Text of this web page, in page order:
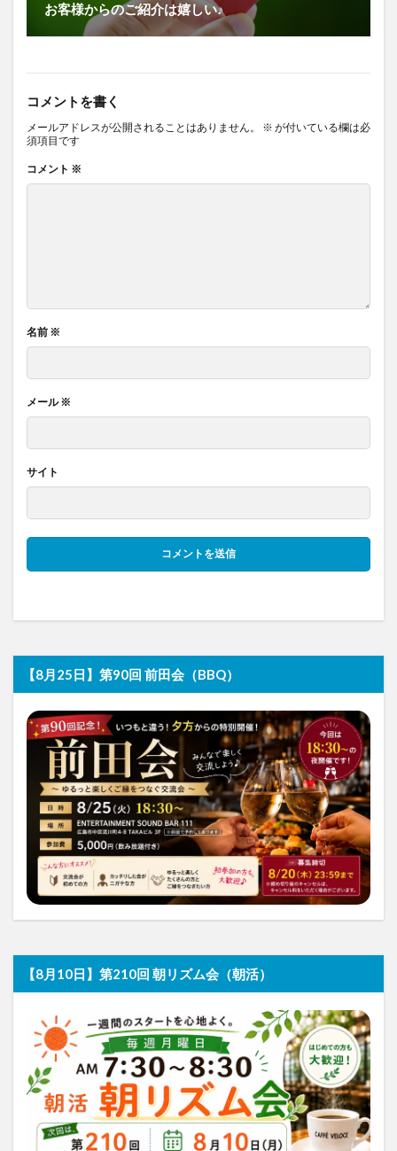
お客様からのご紹介は嬉しい♪
コメントを書く
メールアドレスが公開されることはありません。 ※ が付いている欄は必
須項目です
コメント ※
名前 ※
メール※
サイト
【8月25日】第90回 前田会（BBQ）
【8月10日】第210回 朝リズム会（朝活）